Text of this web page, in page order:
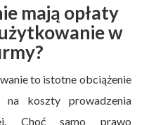
mają opłaty
w
to istotne obciążenie
na koszty prowadzenia
Choć samo prawo